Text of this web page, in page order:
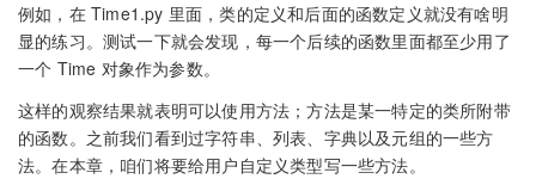
例如，在 Time1.py 里面，类的定义和后面的函数定义就没有啥明
显的练习。测试一下就会发现，每一个后续的函数里面都至少用了
一个 Time 对象作为参数。
这样的观察结果就表明可以使用方法；方法是某一特定的类所附带
的函数。之前我们看到过字符串、列表、字典以及元组的一些方
法。在本章，咱们将要给用户自定义类型写一些方法。